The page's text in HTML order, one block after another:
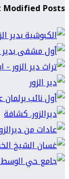
Modified Posts